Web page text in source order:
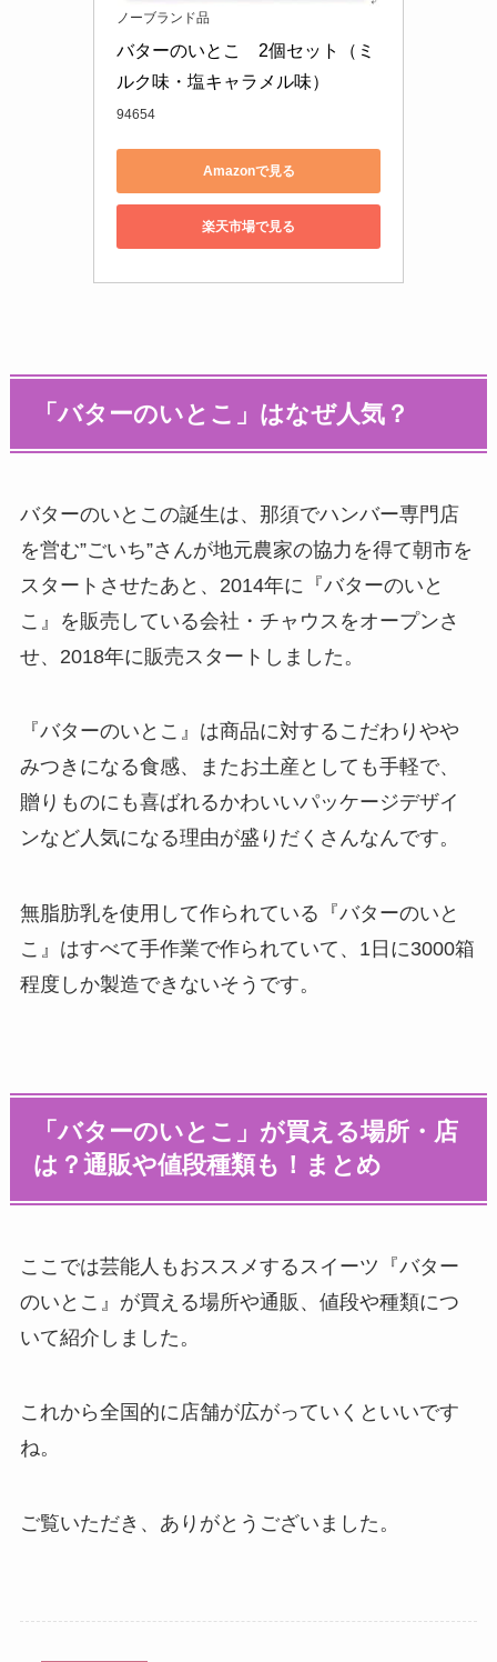
ノーブランド品
バターのいとこ　2個セット（ミ
ルク味・塩キャラメル味）
94654
Amazonで見る
楽天市場で見る
「バターのいとこ」はなぜ人気？
バターのいとこの誕生は、那須でハンバー専門店
を営む”ごいち”さんが地元農家の協力を得て朝市を
スタートさせたあと、2014年に『バターのいと
こ』を販売している会社・チャウスをオープンさ
せ、2018年に販売スタートしました。
『バターのいとこ』は商品に対するこだわりやや
みつきになる食感、またお土産としても手軽で、
贈りものにも喜ばれるかわいいパッケージデザイ
ンなど人気になる理由が盛りだくさんなんです。
無脂肪乳を使用して作られている『バターのいと
こ』はすべて手作業で作られていて、1日に3000箱
程度しか製造できないそうです。
「バターのいとこ」が買える場所・店
は？通販や値段種類も！まとめ
ここでは芸能人もおススメするスイーツ『バター
のいとこ』が買える場所や通販、値段や種類につ
いて紹介しました。
これから全国的に店舗が広がっていくといいです
ね。
ご覧いただき、ありがとうございました。